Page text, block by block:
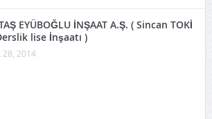
EYÜBOĞLU İNŞAAT A.Ş. ( Sincan TOKİ
lise İnşaatı )
28, 2014